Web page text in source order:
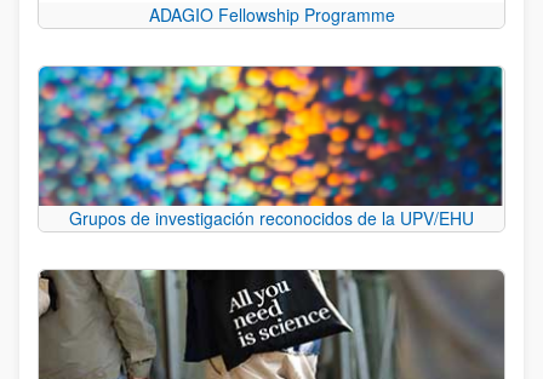
ADAGIO Fellowship Programme
Grupos de investigación reconocidos de la UPV/EHU